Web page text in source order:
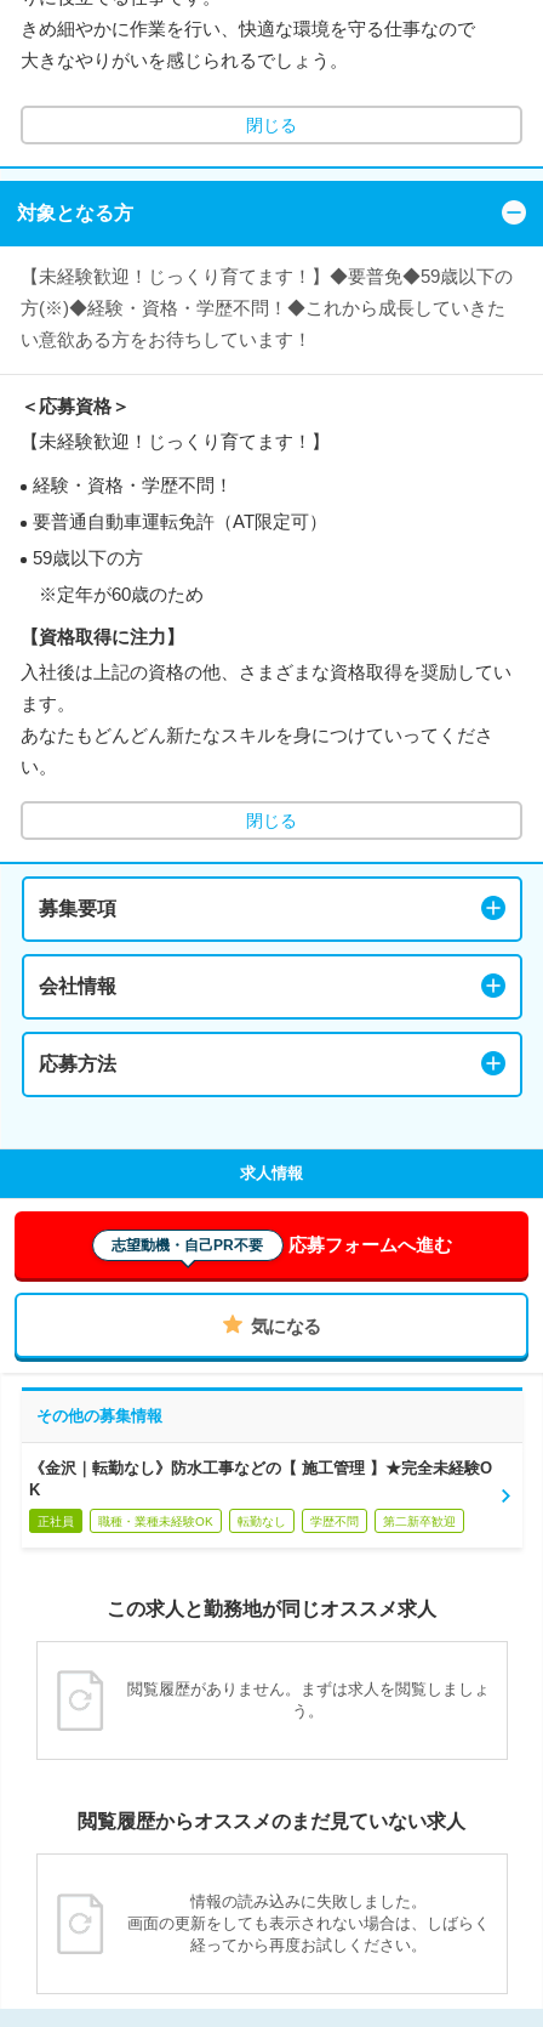
きめ細やかに作業を行い、快適な環境を守る仕事なので
大きなやりがいを感じられるでしょう。
閉じる
対象となる方
【未経験歓迎！じっくり育てます！】◆要普免◆59歳以下の
方(※)◆経験・資格・学歴不問！◆これから成長していきた
い意欲ある方をお待ちしています！
＜応募資格＞
【未経験歓迎！じっくり育てます！】
経験・資格・学歴不問！
要普通自動車運転免許（AT限定可）
59歳以下の方
※定年が60歳のため
【資格取得に注力】
入社後は上記の資格の他、さまざまな資格取得を奨励してい
ます。
あなたもどんどん新たなスキルを身につけていってくださ
い。
閉じる
募集要項
会社情報
応募方法
求人情報
志望動機・自己PR不要 応募フォームへ進む
気になる
その他の募集情報
《金沢｜転勤なし》防水工事などの【 施工管理 】★完全未経験O
K
正社員 職種・業種未経験OK 転勤なし 学歴不問 第二新卒歓迎
この求人と勤務地が同じオススメ求人
閲覧履歴がありません。まずは求人を閲覧しましょ
う。
閲覧履歴からオススメのまだ見ていない求人
情報の読み込みに失敗しました。
画面の更新をしても表示されない場合は、しばらく
経ってから再度お試しください。